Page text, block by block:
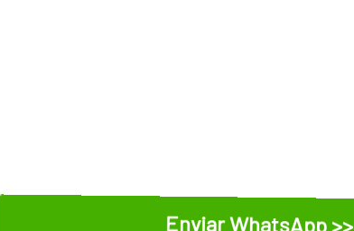
Enviar WhatsApp >>